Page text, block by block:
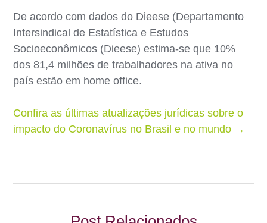
De acordo com dados do Dieese (Departamento
Intersindical de Estatística e Estudos
Socioeconômicos (Dieese) estima-se que 10%
dos 81,4 milhões de trabalhadores na ativa no
país estão em home office.
Confira as últimas atualizações jurídicas sobre o
impacto do Coronavírus no Brasil e no mundo →